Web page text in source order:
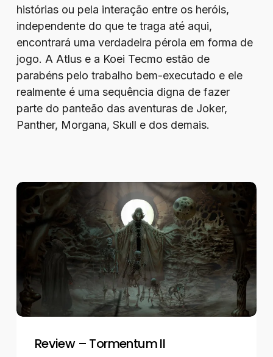
histórias ou pela interação entre os heróis,
independente do que te traga até aqui,
encontrará uma verdadeira pérola em forma de
jogo. A Atlus e a Koei Tecmo estão de
parabéns pelo trabalho bem-executado e ele
realmente é uma sequência digna de fazer
parte do panteão das aventuras de Joker,
Panther, Morgana, Skull e dos demais.
Review
Tormentum
Review – Tormentum II